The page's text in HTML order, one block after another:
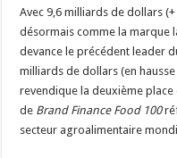
Un été fructueux pour Lactalis
Avec 9,6 milliards de dollars
désormais comme la marque
devance le précédent leader
milliards de dollars (en
revendique la deuxième place
de Brand Finance Food 100
secteur agroalimentaire